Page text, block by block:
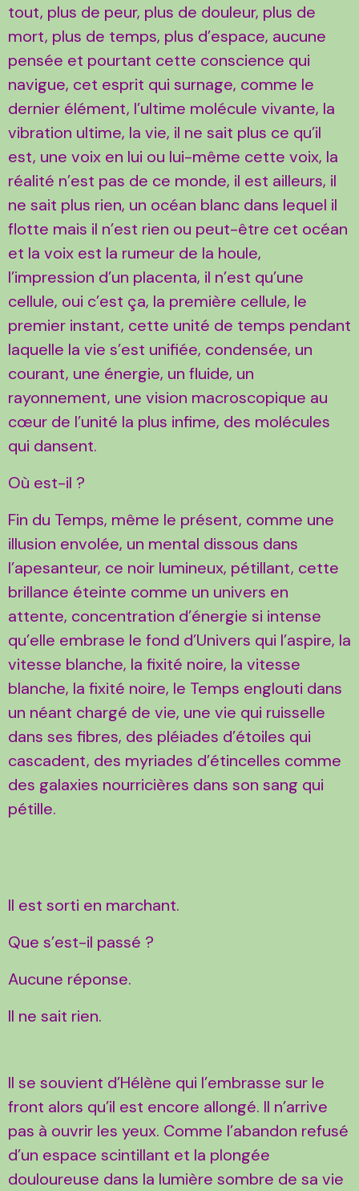
tout, plus de peur, plus de douleur, plus de
mort, plus de temps, plus d’espace, aucune
pensée et pourtant cette conscience qui
navigue, cet esprit qui surnage, comme le
dernier élément, l’ultime molécule vivante, la
vibration ultime, la vie, il ne sait plus ce qu’il
est, une voix en lui ou lui-même cette voix, la
réalité n’est pas de ce monde, il est ailleurs, il
ne sait plus rien, un océan blanc dans lequel il
flotte mais il n’est rien ou peut-être cet océan
et la voix est la rumeur de la houle,
l’impression d’un placenta, il n’est qu’une
cellule, oui c’est ça, la première cellule, le
premier instant, cette unité de temps pendant
laquelle la vie s’est unifiée, condensée, un
courant, une énergie, un fluide, un
rayonnement, une vision macroscopique au
cœur de l’unité la plus infime, des molécules
qui dansent.
Où est-il ?
Fin du Temps, même le présent, comme une
illusion envolée, un mental dissous dans
l’apesanteur, ce noir lumineux, pétillant, cette
brillance éteinte comme un univers en
attente, concentration d’énergie si intense
qu’elle embrase le fond d’Univers qui l’aspire, la
vitesse blanche, la fixité noire, la vitesse
blanche, la fixité noire, le Temps englouti dans
un néant chargé de vie, une vie qui ruisselle
dans ses fibres, des pléiades d’étoiles qui
cascadent, des myriades d’étincelles comme
des galaxies nourricières dans son sang qui
pétille.
Il est sorti en marchant.
Que s’est-il passé ?
Aucune réponse.
Il ne sait rien.
Il se souvient d’Hélène qui l’embrasse sur le
front alors qu’il est encore allongé. Il n’arrive
pas à ouvrir les yeux. Comme l’abandon refusé
d’un espace scintillant et la plongée
douloureuse dans la lumière sombre de sa vie